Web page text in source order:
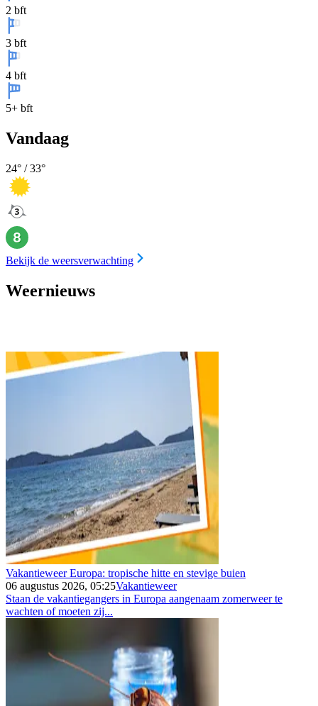
2 bft
3 bft
4 bft
5+ bft
Vandaag
24° /33°
Bekijk de weersverwachting
Weernieuws
Vakantieweer Europa: tropische hitte en stevige buien
06 augustus 2026, 05:25Vakantieweer
Staan de vakantiegangers in Europa aangenaam zomerweer te
wachten of moeten zij...